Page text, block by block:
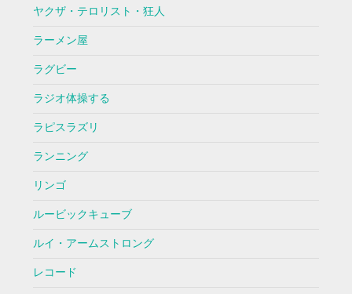
ヤクザ・テロリスト・狂人
ラーメン屋
ラグビー
ラジオ体操する
ラピスラズリ
ランニング
リンゴ
ルービックキューブ
ルイ・アームストロング
レコード